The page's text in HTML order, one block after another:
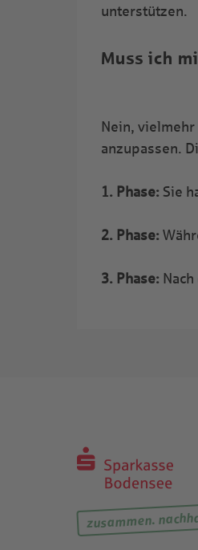
unterstützen.
Muss ich
Nein,
anzupassen.
1. Phase: Sie
2. Phase:
3. Phase:
zusammen.